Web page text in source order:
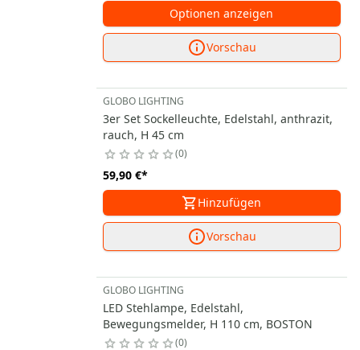
Optionen anzeigen
Vorschau
GLOBO LIGHTING
3er Set Sockelleuchte, Edelstahl, anthrazit,
rauch, H 45 cm
0
59,90 €*
Hinzufügen
Vorschau
GLOBO LIGHTING
LED Stehlampe, Edelstahl,
Bewegungsmelder, H 110 cm, BOSTON
0